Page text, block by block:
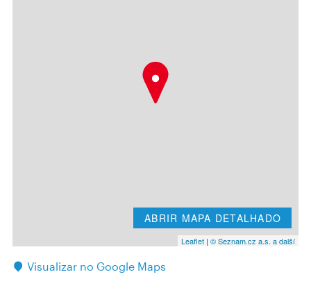
ABRIR MAPA DETALHADO
Leaflet | © Seznam.cz a.s. a další
Visualizar no Google Maps